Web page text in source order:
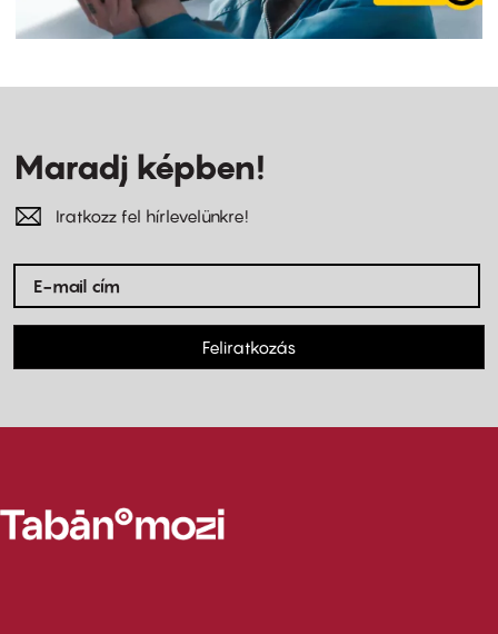
Maradj képben!
Iratkozz fel hírlevelünkre!
Feliratkozás